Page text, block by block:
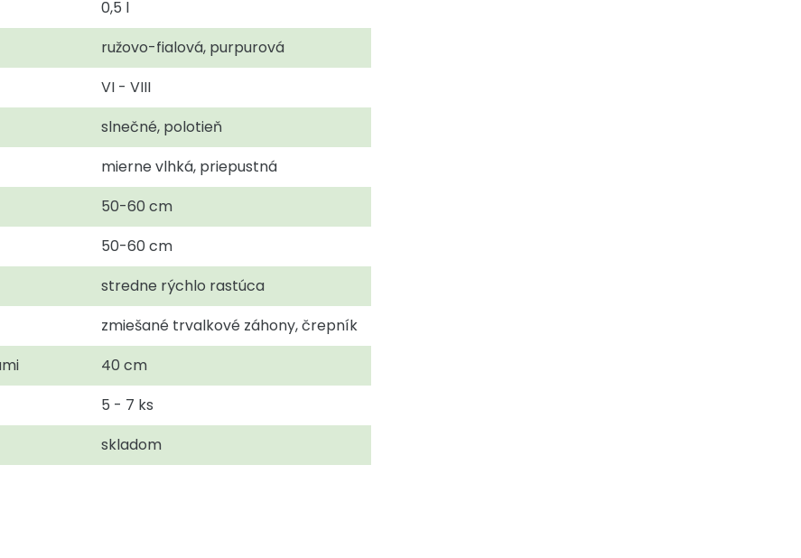
0,5 l
ružovo-fialová, purpurová
VI - VIII
slnečné, polotieň
mierne vlhká, priepustná
50-60 cm
50-60 cm
stredne rýchlo rastúca
zmiešané trvalkové záhony, črepník
40 cm
5 - 7 ks
skladom